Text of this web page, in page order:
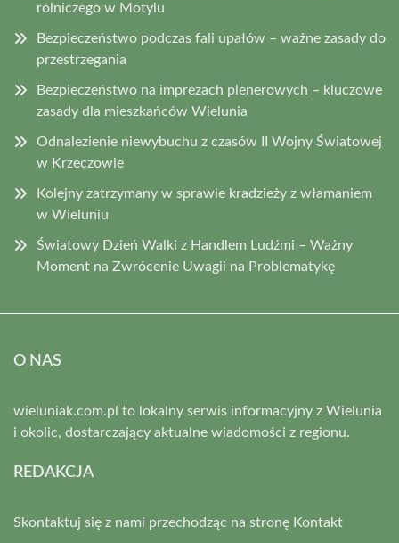
rolniczego w Motylu
Bezpieczeństwo podczas fali upałów – ważne zasady do
przestrzegania
Bezpieczeństwo na imprezach plenerowych – kluczowe
zasady dla mieszkańców Wielunia
Odnalezienie niewybuchu z czasów II Wojny Światowej
w Krzeczowie
Kolejny zatrzymany w sprawie kradzieży z włamaniem
w Wieluniu
Światowy Dzień Walki z Handlem Ludźmi – Ważny
Moment na Zwrócenie Uwagii na Problematykę
O NAS
wieluniak.com.pl to lokalny serwis informacyjny z Wielunia
i okolic, dostarczający aktualne wiadomości z regionu.
REDAKCJA
Skontaktuj się z nami przechodząc na stronę Kontakt